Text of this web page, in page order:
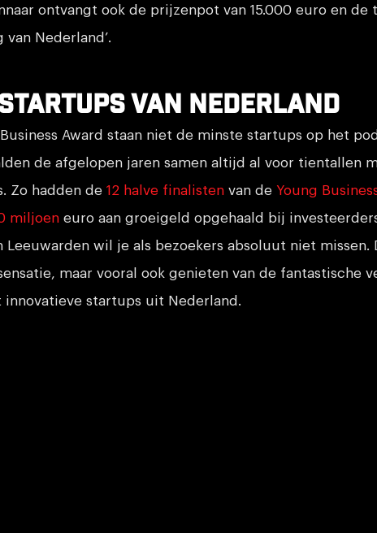
ontvangt ook de prijzenpot van 15.000 euro en de
Nederland’.
van Nederland
Award staan niet de minste startups op het
de afgelopen jaren samen altijd al voor tientallen
Zo hadden de 12 halve finalisten van de Young
miljoen euro aan groeigeld opgehaald bij
Leeuwarden wil je als bezoekers absoluut niet
maar vooral ook genieten van de fantastische
innovatieve startups uit Nederland.